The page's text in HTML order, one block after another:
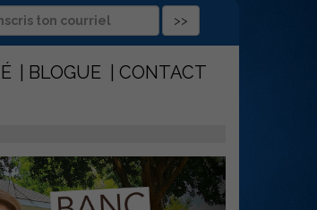
BLOGUE CONTACT